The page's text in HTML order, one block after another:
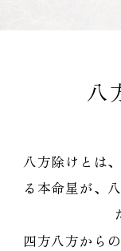
八
八方除けとは
る本命星が、
四方八方から